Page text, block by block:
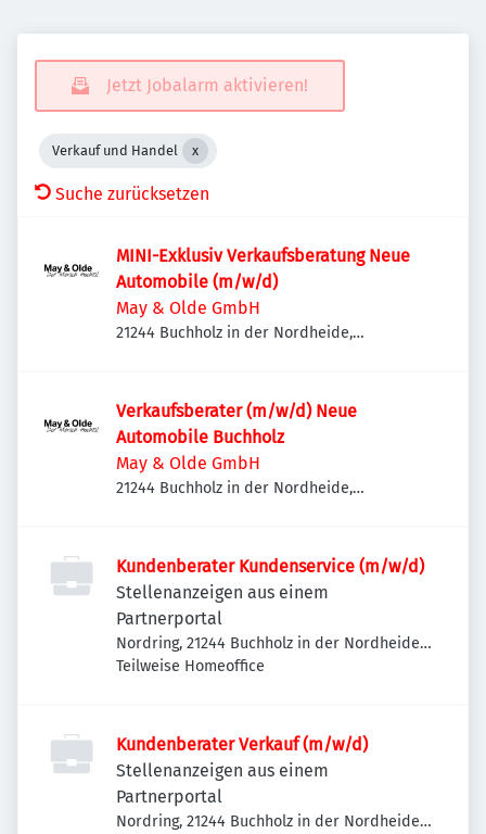
Jetzt Jobalarm aktivieren!
Verkauf und Handel
Suche zurücksetzen
MINI-Exklusiv Verkaufsberatung Neue
Automobile (m/w/d)
May & Olde GmbH
21244 Buchholz in der Nordheide,
Verkaufsberater (m/w/d) Neue
Automobile Buchholz
May & Olde GmbH
21244 Buchholz in der Nordheide,
Kundenberater Kundenservice (m/w/d)
Stellenanzeigen aus einem
Partnerportal
Nordring, 21244 Buchholz in der Nordheide,
Deutschland
Teilweise Homeoffice
Kundenberater Verkauf (m/w/d)
Stellenanzeigen aus einem
Partnerportal
Nordring, 21244 Buchholz in der Nordheide,